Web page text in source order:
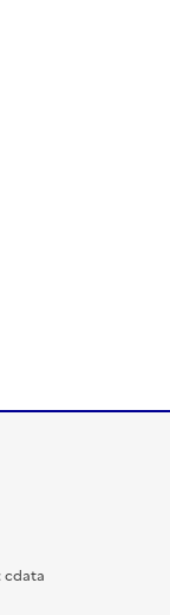
cdata